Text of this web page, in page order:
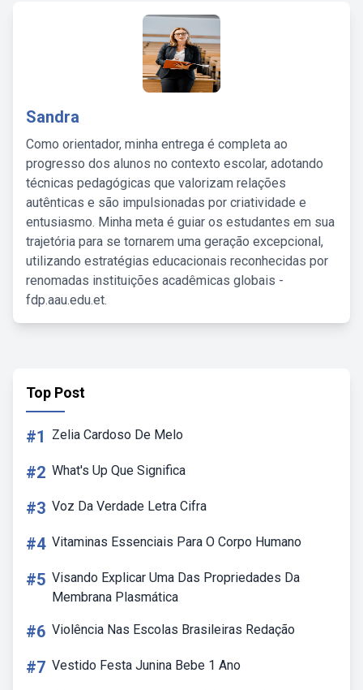
Sandra
Como orientador, minha entrega é completa ao
progresso dos alunos no contexto escolar, adotando
técnicas pedagógicas que valorizam relações
autênticas e são impulsionadas por criatividade e
entusiasmo. Minha meta é guiar os estudantes em sua
trajetória para se tornarem uma geração excepcional,
utilizando estratégias educacionais reconhecidas por
renomadas instituições acadêmicas globais -
fdp.aau.edu.et.
Top Post
#1 Zelia Cardoso De Melo
#2 What's Up Que Significa
#3 Voz Da Verdade Letra Cifra
#4 Vitaminas Essenciais Para O Corpo Humano
#5 Visando Explicar Uma Das Propriedades Da
Membrana Plasmática
#6 Violência Nas Escolas Brasileiras Redação
#7 Vestido Festa Junina Bebe 1 Ano